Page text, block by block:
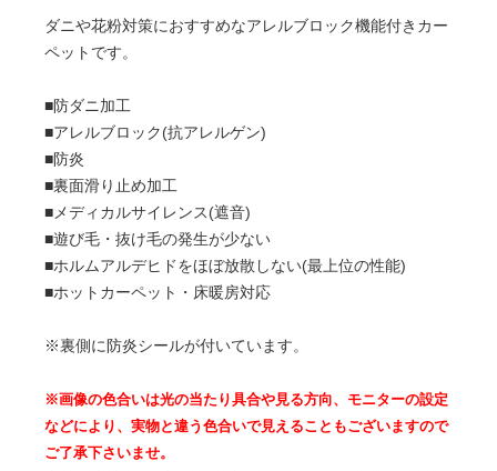
ダニや花粉対策におすすめなアレルブロック機能付きカー
ペットです。
■防ダニ加工
■アレルブロック(抗アレルゲン)
■防炎
■裏面滑り止め加工
■メディカルサイレンス(遮音)
■遊び毛・抜け毛の発生が少ない
■ホルムアルデヒドをほぼ放散しない(最上位の性能)
■ホットカーペット・床暖房対応
※裏側に防炎シールが付いています。
※画像の色合いは光の当たり具合や見る方向、モニターの設定
などにより、実物と違う色合いで見えることもございますので
ご了承下さいませ。